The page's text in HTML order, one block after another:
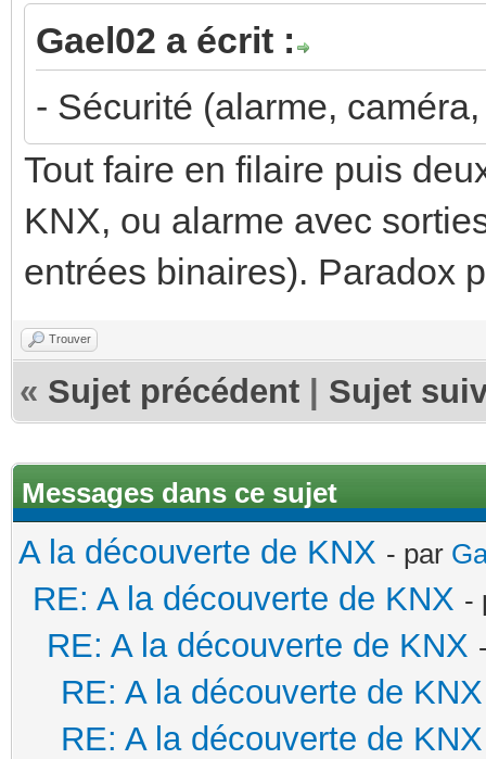
Gael02 a écrit :
- Sécurité (alarme,
Tout faire en filaire puis
KNX, ou alarme avec
entrées binaires). Paradox
Trouver
« Sujet précédent Sujet
Messages dans ce sujet
A la découverte de KNX - par
RE: A la découverte de KNX -
RE: A la découverte de KNX
RE: A la découverte de KNX
RE: A la découverte de KNX